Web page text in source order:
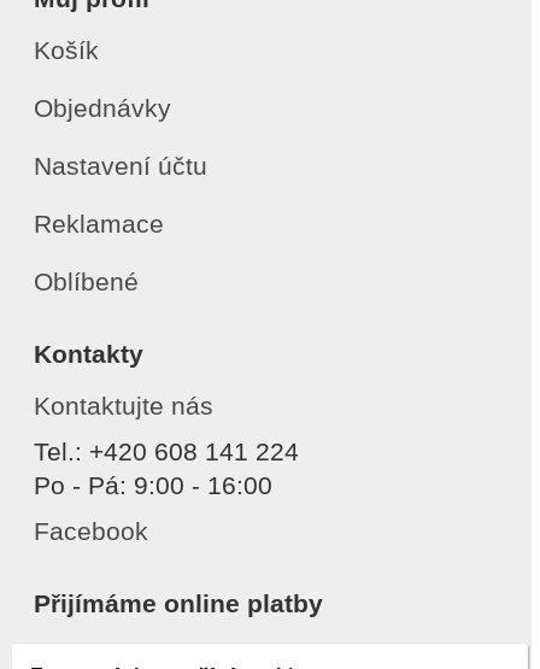
Košík
Objednávky
Nastavení účtu
Reklamace
Oblíbené
Kontakty
Kontaktujte nás
Tel.: +420 608 141 224
Po - Pá: 9:00 - 16:00
Facebook
Přijímáme online platby